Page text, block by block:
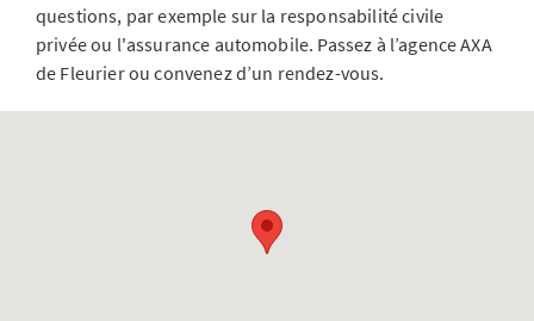
questions, par exemple sur la responsabilité civile
privée ou l'assurance automobile. Passez à l’agence AXA
de Fleurier ou convenez d’un rendez-vous.